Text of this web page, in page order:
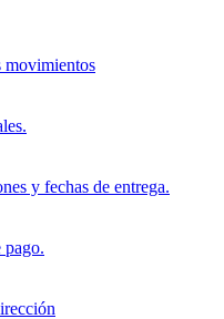
movimientos
y fechas de entrega.
pago.